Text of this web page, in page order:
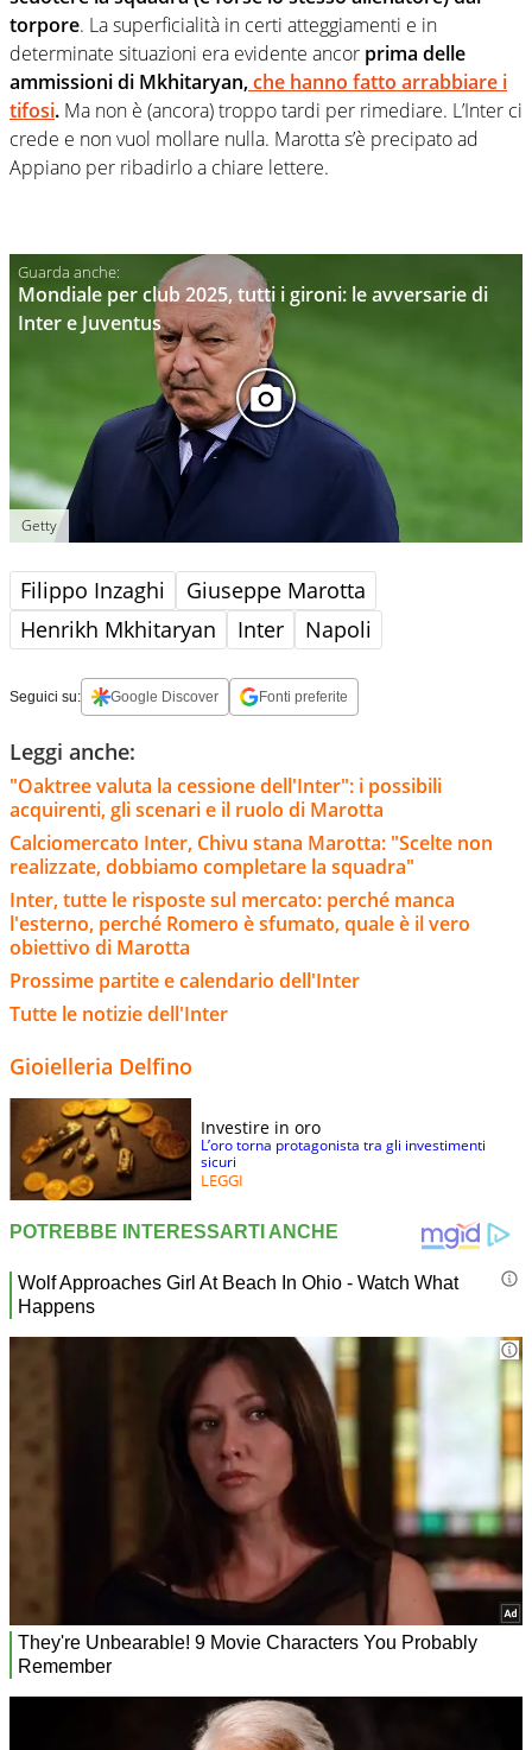
torpore. La superficialità in certi atteggiamenti e in
determinate situazioni era evidente ancor prima delle
ammissioni di Mkhitaryan,che hanno fatto arrabbiare i
tifosi. Ma non è (ancora) troppo tardi per rimediare. L’Inter ci
crede e non vuol mollare nulla. Marotta s’è precipato ad
Appiano per ribadirlo a chiare lettere.
Mondiale per club 2025, tutti i gironi: le avversarie di
Inter e Juventus
Getty
Filippo Inzaghi
Giuseppe Marotta
Henrikh Mkhitaryan
Inter Napoli
Seguici su: Google Discover Fonti preferite
Leggi anche:
"Oaktree valuta la cessione dell'Inter": i possibili
acquirenti, gli scenari e il ruolo di Marotta
Calciomercato Inter, Chivu stana Marotta: "Scelte non
realizzate, dobbiamo completare la squadra"
Inter, tutte le risposte sul mercato: perché manca
l'esterno, perché Romero è sfumato, quale è il vero
obiettivo di Marotta
Prossime partite e calendario dell'Inter
Tutte le notizie dell'Inter
Gioielleria Delfino
Investire in oro
L’oro torna protagonista tra gli investimenti
sicuri
LEGGI